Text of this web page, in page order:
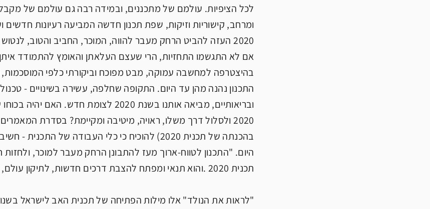
לכל הציפיות. עולמם של מתכננים, ובמידה רבה גם עולמם של
ומרחב, קישוריות וזיקות, שפת תכנון חדשה המביעה רעיונות חדשים
2020 העזה להביט הרחק מעבר להווה, המוכר, החביב והטוב,
אם לא התגשמו התחזיות, הרי שעצם העלאתן והאומץ להתמודד
בהיצטרפה למחשבה עמוקה, מבט מפוכח וביקורתי כלפי המוסכמות,
התכנון נהנה מהן עד היום. התקופה שחלפה, עשירה בשינויים -
ובריאותיים, מביאה אותנו בשנת 2020
2020 ולסלול דרך משלו, ראויה, מיטיבה ומקיימת? בסדרת
בהכנתה של תכנית 2020) להוכיח כי כלי העבודה של
היום. "התכנון לטווח-ארוך מעז להתבונן הרחק מעבר למוכר,
תכנית 2020 .והוא תנאי ומפתח להצבת דרכים חדשות, לתיקון עולם, לתיקון אדם.